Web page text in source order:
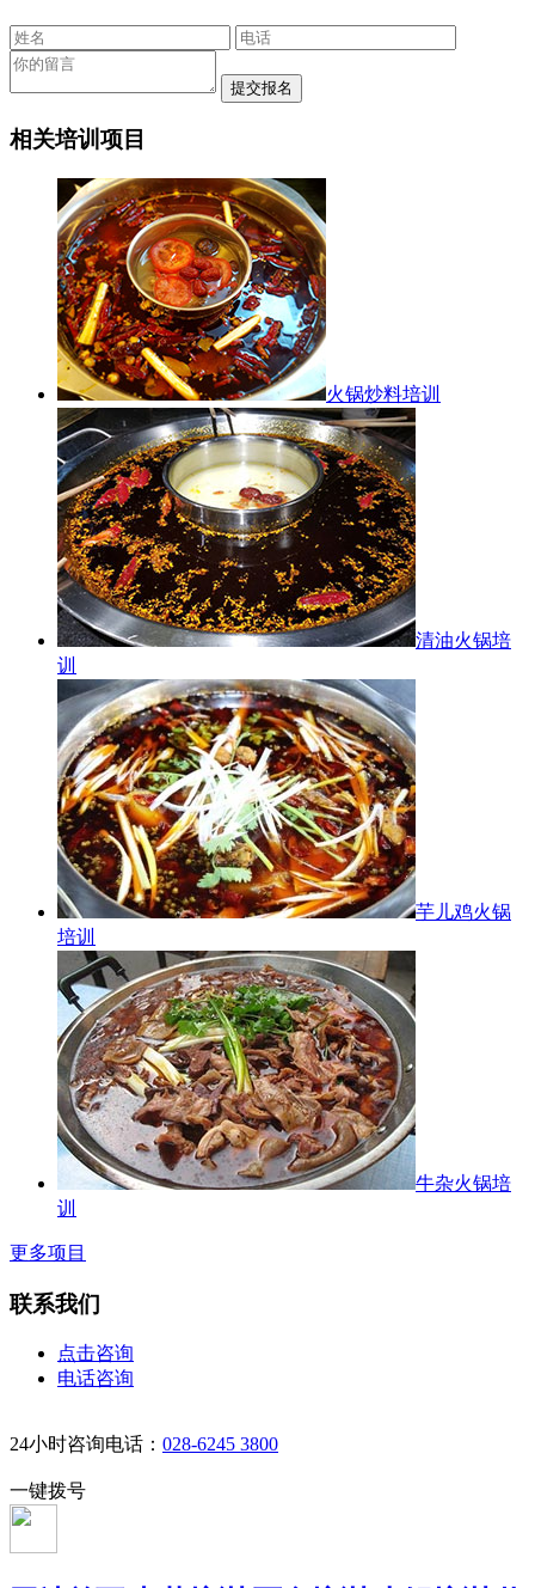
相关培训项目
火锅炒料培训
清油火锅培
训
芋儿鸡火锅
培训
牛杂火锅培
训
更多项目
联系我们
点击咨询
电话咨询
24小时咨询电话： 028-6245 3800
一键拨号